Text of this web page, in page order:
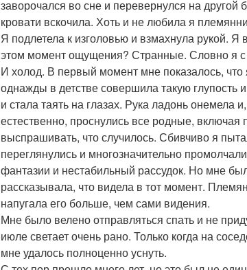
заворочался во сне и перевернулся на другой
кровати вскочила. Хоть и не любила я
Я подлетела к изголовью и взмахнула рукой.
этом момент ощущения? Странные. Словно я с
И холод. В первый момент мне показалось, что
однажды в детстве совершила такую глупость
и стала таять на глазах. Рука ладонь
естественно, проснулись все родные, включая
выспрашивать, что случилось. Сбивчиво я
переглянулись и многозначительно
фантазии и нестабильный рассудок. Но мне
рассказывала, что видела в тот момент.
напугала его больше, чем сами видения.
Мне было велено отправляться спать и не
июле светает очень рано. Только когда на
мне удалось полноценно уснуть.